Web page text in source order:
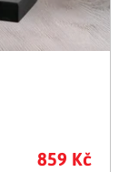
859 Kč